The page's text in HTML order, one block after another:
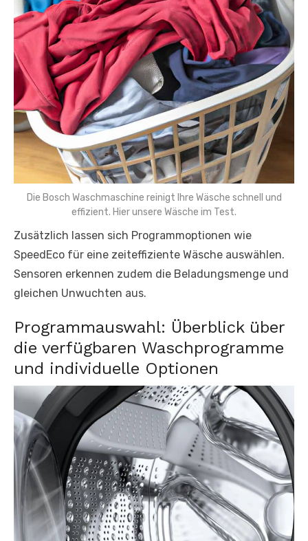
Die Bosch Waschmaschine reinigt Ihre Wäsche schnell und
effizient. Hier unsere Wäsche im Test.
Zusätzlich lassen sich Programmoptionen wie
SpeedEco für eine zeiteffiziente Wäsche auswählen.
Sensoren erkennen zudem die Beladungsmenge und
gleichen Unwuchten aus.
Programmauswahl: Überblick über
die verfügbaren Waschprogramme
und individuelle Optionen